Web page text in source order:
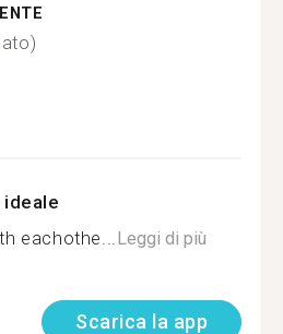
eachothe...Leggi di più
Scarica la app